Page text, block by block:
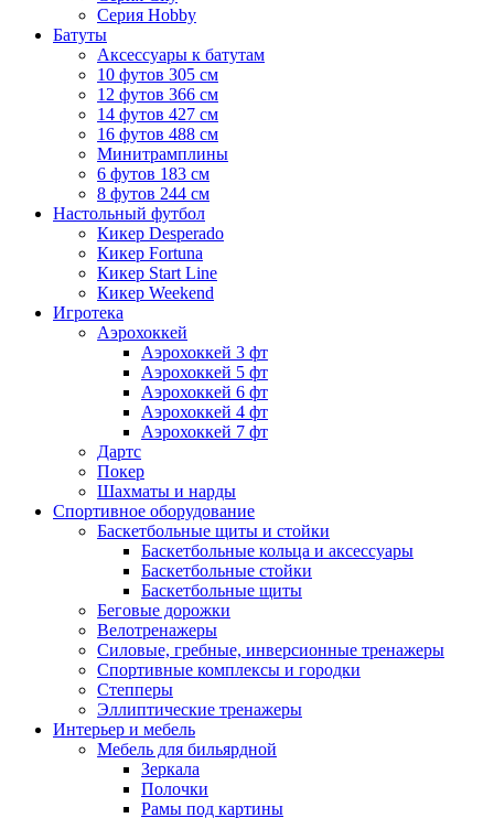
Серия Hobby
Батуты
Аксессуары к батутам
10 футов 305 см
12 футов 366 см
14 футов 427 см
16 футов 488 см
Минитрамплины
6 футов 183 см
8 футов 244 см
Настольный футбол
Кикер Desperado
Кикер Fortuna
Кикер Start Line
Кикер Weekend
Игротека
Аэрохоккей
Аэрохоккей 3 фт
Аэрохоккей 5 фт
Аэрохоккей 6 фт
Аэрохоккей 4 фт
Аэрохоккей 7 фт
Дартс
Покер
Шахматы и нарды
Спортивное оборудование
Баскетбольные щиты и стойки
Баскетбольные кольца и аксессуары
Баскетбольные стойки
Баскетбольные щиты
Беговые дорожки
Велотренажеры
Силовые, гребные, инверсионные тренажеры
Спортивные комплексы и городки
Степперы
Эллиптические тренажеры
Интерьер и мебель
Мебель для бильярдной
Зеркала
Полочки
Рамы под картины